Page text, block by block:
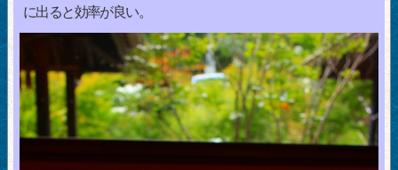
に出ると効率が良い。